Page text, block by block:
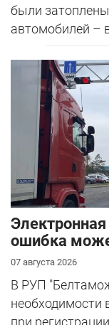
были
автомобилей –
ошибка
07 августа 2026
В РУП
необходимости
при